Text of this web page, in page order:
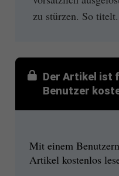
zu stürzen. So
Der Artikel ist
Benutzer
Mit einem
Artikel kostenlos